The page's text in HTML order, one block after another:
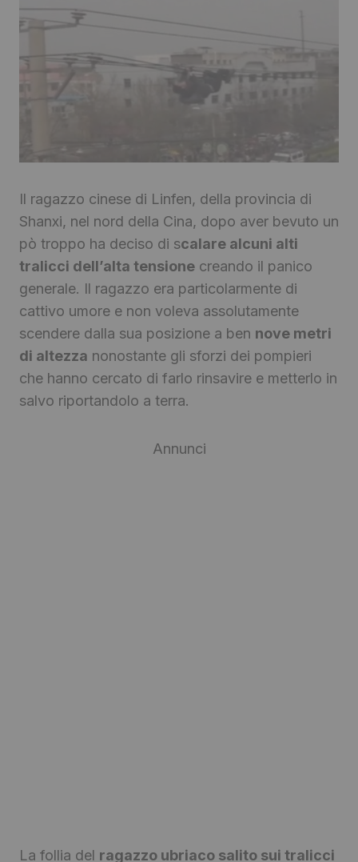
Il ragazzo cinese di Linfen, della provincia di
Shanxi, nel nord della Cina, dopo aver bevuto un
pò troppo ha deciso di scalare alcuni alti
tralicci dell’alta tensione creando il panico
generale. Il ragazzo era particolarmente di
cattivo umore e non voleva assolutamente
scendere dalla sua posizione a ben nove metri
di altezza nonostante gli sforzi dei pompieri
che hanno cercato di farlo rinsavire e metterlo in
salvo riportandolo a terra.
Annunci
La follia del ragazzo ubriaco salito sui tralicci